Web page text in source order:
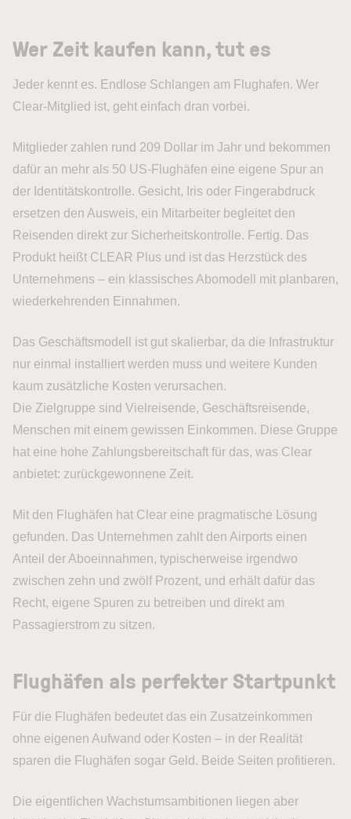
Wer Zeit kaufen kann, tut es
Jeder kennt es. Endlose Schlangen am Flughafen. Wer
Clear-Mitglied ist, geht einfach dran vorbei.
Mitglieder zahlen rund 209 Dollar im Jahr und bekommen
dafür an mehr als 50 US-Flughäfen eine eigene Spur an
der Identitätskontrolle. Gesicht, Iris oder Fingerabdruck
ersetzen den Ausweis, ein Mitarbeiter begleitet den
Reisenden direkt zur Sicherheitskontrolle. Fertig. Das
Produkt heißt CLEAR Plus und ist das Herzstück des
Unternehmens – ein klassisches Abomodell mit planbaren,
wiederkehrenden Einnahmen.
Das Geschäftsmodell ist gut skalierbar, da die Infrastruktur
nur einmal installiert werden muss und weitere Kunden
kaum zusätzliche Kosten verursachen.
Die Zielgruppe sind Vielreisende, Geschäftsreisende,
Menschen mit einem gewissen Einkommen. Diese Gruppe
hat eine hohe Zahlungsbereitschaft für das, was Clear
anbietet: zurückgewonnene Zeit.
Mit den Flughäfen hat Clear eine pragmatische Lösung
gefunden. Das Unternehmen zahlt den Airports einen
Anteil der Aboeinnahmen, typischerweise irgendwo
zwischen zehn und zwölf Prozent, und erhält dafür das
Recht, eigene Spuren zu betreiben und direkt am
Passagierstrom zu sitzen.
Flughäfen als perfekter Startpunkt
Für die Flughäfen bedeutet das ein Zusatzeinkommen
ohne eigenen Aufwand oder Kosten – in der Realität
sparen die Flughäfen sogar Geld. Beide Seiten profitieren.
Die eigentlichen Wachstumsambitionen liegen aber